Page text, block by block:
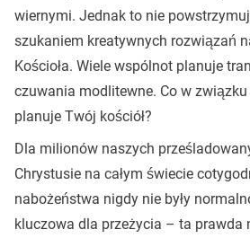
wiernymi. Jednak to nie
szukaniem kreatywnych rozwiązań
Kościoła. Wiele wspólnot planuje
czuwania modlitewne. Co w
planuje Twój kościół?
Dla milionów naszych
Chrystusie na całym świecie
nabożeństwa nigdy nie były
kluczowa dla przeżycia – ta prawda